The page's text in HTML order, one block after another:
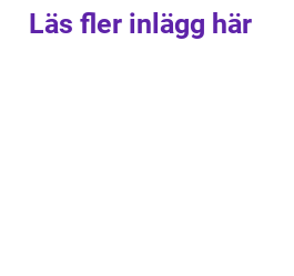
Läs fler inlägg här